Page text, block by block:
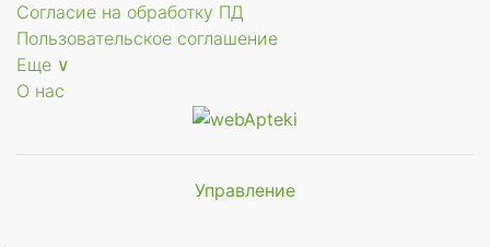
Согласие на обработку ПД
Пользовательское соглашение
Еще ∨
О нас
УправлениеМы будем